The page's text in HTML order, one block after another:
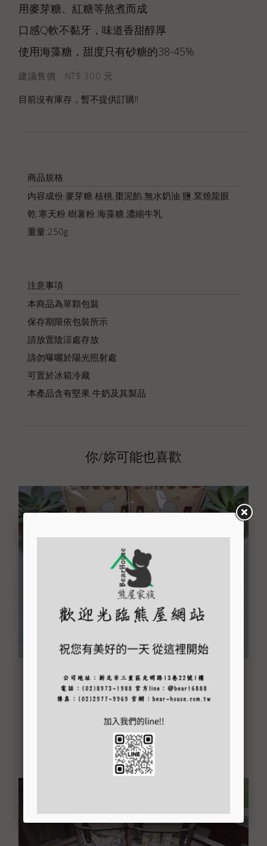
用麥芽糖、紅糖等熬煮而成
口感Q軟不黏牙，味道香甜醇厚
使用海藻糖，甜度只有砂糖的38-45%
建議售價 NT$ 300 元
目前沒有庫存，暫不提供訂購!!
商品規格
內容成份:麥芽糖.核桃.棗泥餡.無水奶油.鹽.窯燒龍眼
乾.寒天粉.樹薯粉.海藻糖.濃縮牛乳
重量:250g
注意事項
本商品為單顆包裝
保存期限依包裝所示
請放置陰涼處存放
請勿曝曬於陽光照射處
可置於冰箱冷藏
本產品含有堅果.牛奶及其製品
你/妳可能也喜歡
建議售價 NT$ 200 元
快速瀏覽